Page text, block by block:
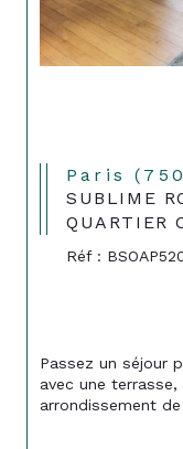
Paris
SUBLIME
QUARTIER
Réf :
Passez un séjour
avec une
arrondissement de